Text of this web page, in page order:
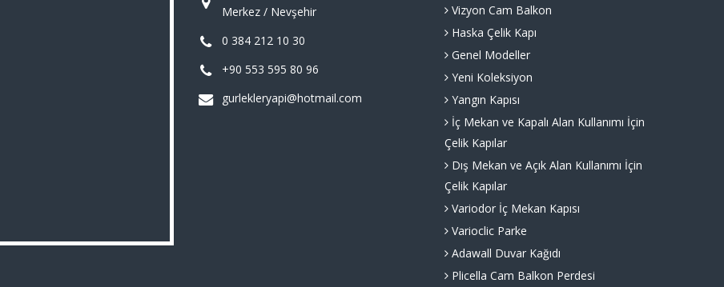
Merkez / Nevşehir
0 384 212 10 30
+90 553 595 80 96
gurlekleryapi@hotmail.com
Vizyon Cam Balkon
Haska Çelik Kapı
Genel Modeller
Yeni Koleksiyon
Yangın Kapısı
İç Mekan ve Kapalı Alan Kullanımı İçin
Çelik Kapılar
Dış Mekan ve Açık Alan Kullanımı İçin
Çelik Kapılar
Variodor İç Mekan Kapısı
Varioclic Parke
Adawall Duvar Kağıdı
Plicella Cam Balkon Perdesi